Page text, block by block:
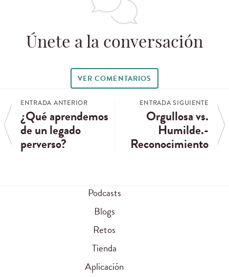
Únete a la conversación
VER COMENTARIOS
ENTRADA ANTERIOR
¿Qué aprendemos
de un legado
perverso?
ENTRADA SIGUIENTE
Orgullosa vs.
Humilde.-
Reconocimiento
Podcasts
Blogs
Retos
Tienda
Aplicación